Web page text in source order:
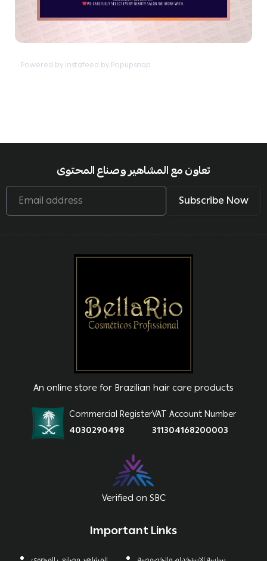
Powered by Instafeed by Popupsnap
تعاون مع المشاهير وصناع المحتوى
Email address Subscribe Now
Important Links
An online store for Brazilian hair care products
Commercial Register
4030290498
VAT Account Number
311304168200003
Verified on SBC